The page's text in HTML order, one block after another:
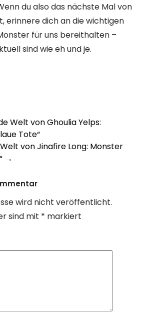
du also das nächste Mal von
erinnere dich an die wichtigen
für uns bereithalten –
sind wie eh und je.
Welt von Ghoulia Yelps:
Tote“
von Jinafire Long: Monster
→
wird nicht veröffentlicht.
sind mit * markiert